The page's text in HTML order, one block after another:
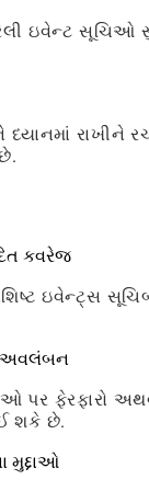
ઇવેન્ટ સૂચિઓ
ધ્યાનમાં
કવરેજ
ઇવેન્ટ્સ
અવલંબન
પર ફેરફારો
શકે છે.
મુદ્દાઓ